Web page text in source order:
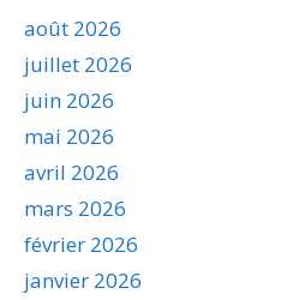
août 2026
juillet 2026
juin 2026
mai 2026
avril 2026
mars 2026
février 2026
janvier 2026